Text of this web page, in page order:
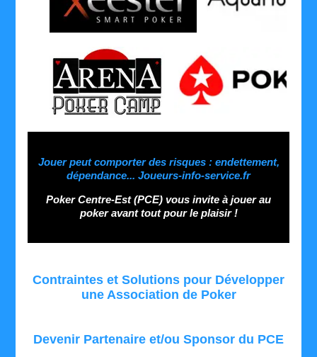
Jouer peut comporter des risques : endettement,
dépendance... Joueurs-info-service.fr
Poker Centre-Est (PCE) vous invite à jouer au
poker avant tout pour le plaisir !
Contraintes et Solutions pour Développer
une Association de Poker
Devenir Partenaire et/ou Sponsor du PCE